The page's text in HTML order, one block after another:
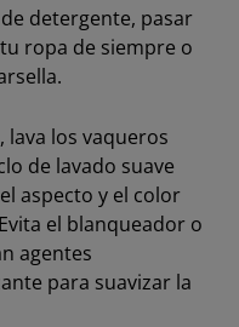
detergente, pasar
ropa de siempre o
lava los vaqueros
de lavado suave
aspecto y el color
el blanqueador o
agentes
para suavizar la